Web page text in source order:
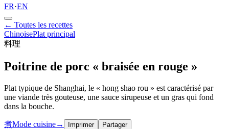
FR·EN
← Toutes les recettes
ChinoisePlat principal
料理
Poitrine de porc « braisée en rouge »
Plat typique de Shanghai, le « hong shao rou » est caractérisé par
une viande très gouteuse, une sauce sirupeuse et un gras qui fond
dans la bouche.
煮Mode cuisine→ Imprimer Partager